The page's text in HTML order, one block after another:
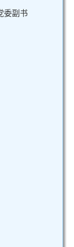
委副书